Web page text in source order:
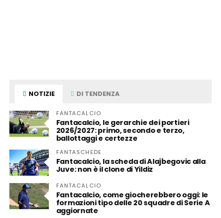
NOTIZIE DI TENDENZA
FANTACALCIO
Fantacalcio, le gerarchie dei portieri
2026/2027: primo, secondo e terzo,
ballottaggi e certezze
FANTASCHEDE
Fantacalcio, la scheda di Alajbegovic alla
Juve: non è il clone di Yildiz
FANTACALCIO
Fantacalcio, come giocherebbero oggi: le
formazioni tipo delle 20 squadre di Serie A
aggiornate